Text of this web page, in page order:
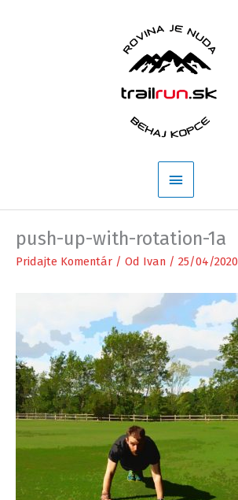
Hlavné
Menu
push-up-with-rotation-1a
Pridajte Komentár / Od Ivan / 25/04/2020